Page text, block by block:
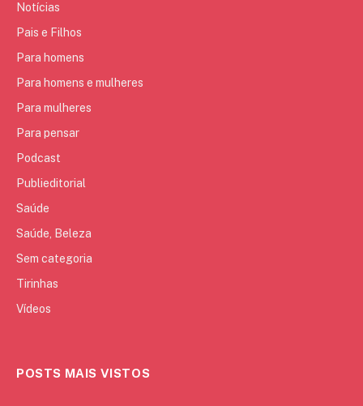
Notícias
Pais e Filhos
Para homens
Para homens e mulheres
Para mulheres
Para pensar
Podcast
Publieditorial
Saúde
Saúde, Beleza
Sem categoria
Tirinhas
Vídeos
POSTS MAIS VISTOS